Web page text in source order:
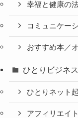
幸福と健康の
コミュニケー
おすすめ本／
ひとりビジネ
ひとりネット
アフィリエイト